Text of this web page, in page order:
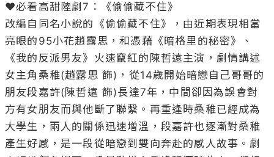
❤️必看高甜陸劇7：《偷偷藏不住》
改編自同名小說的《偷偷藏不住》，由近期表現相當
亮眼的95小花趙露思，和憑藉《暗格里的秘密》、
《我的反派男友》火速竄紅的陳哲遠主演，劇情講述
女主角桑稚(趙露思 飾)，從14歲開始暗戀自己哥哥的
朋友段嘉許(陳哲遠 飾)長達7年，中間卻因為誤會對
方有女朋友而與他斷了聯繫。再重逢時桑稚已經成為
大學生，兩人的關係迅速增溫，段嘉許也逐漸對桑稚
產生好感，是一段從暗戀到雙向奔赴的感人故事。劇